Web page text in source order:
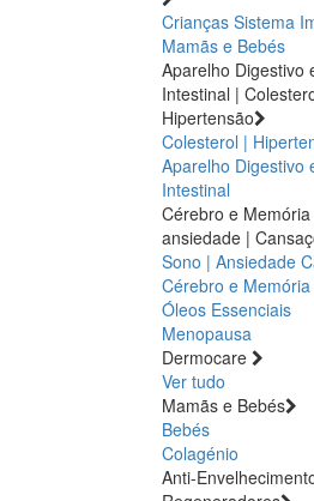
Crianças Sistema
Mamãs e Bebés
Aparelho Digestivo
Intestinal |
Hipertensão
Colesterol |
Aparelho Digestivo
Intestinal
Cérebro e
ansiedade |
Sono | Ansiedade
Cérebro e Memória
Óleos Essenciais
Menopausa
Dermocare
Ver tudo
Mamãs e Bebés
Bebés
Colagénio
Anti-